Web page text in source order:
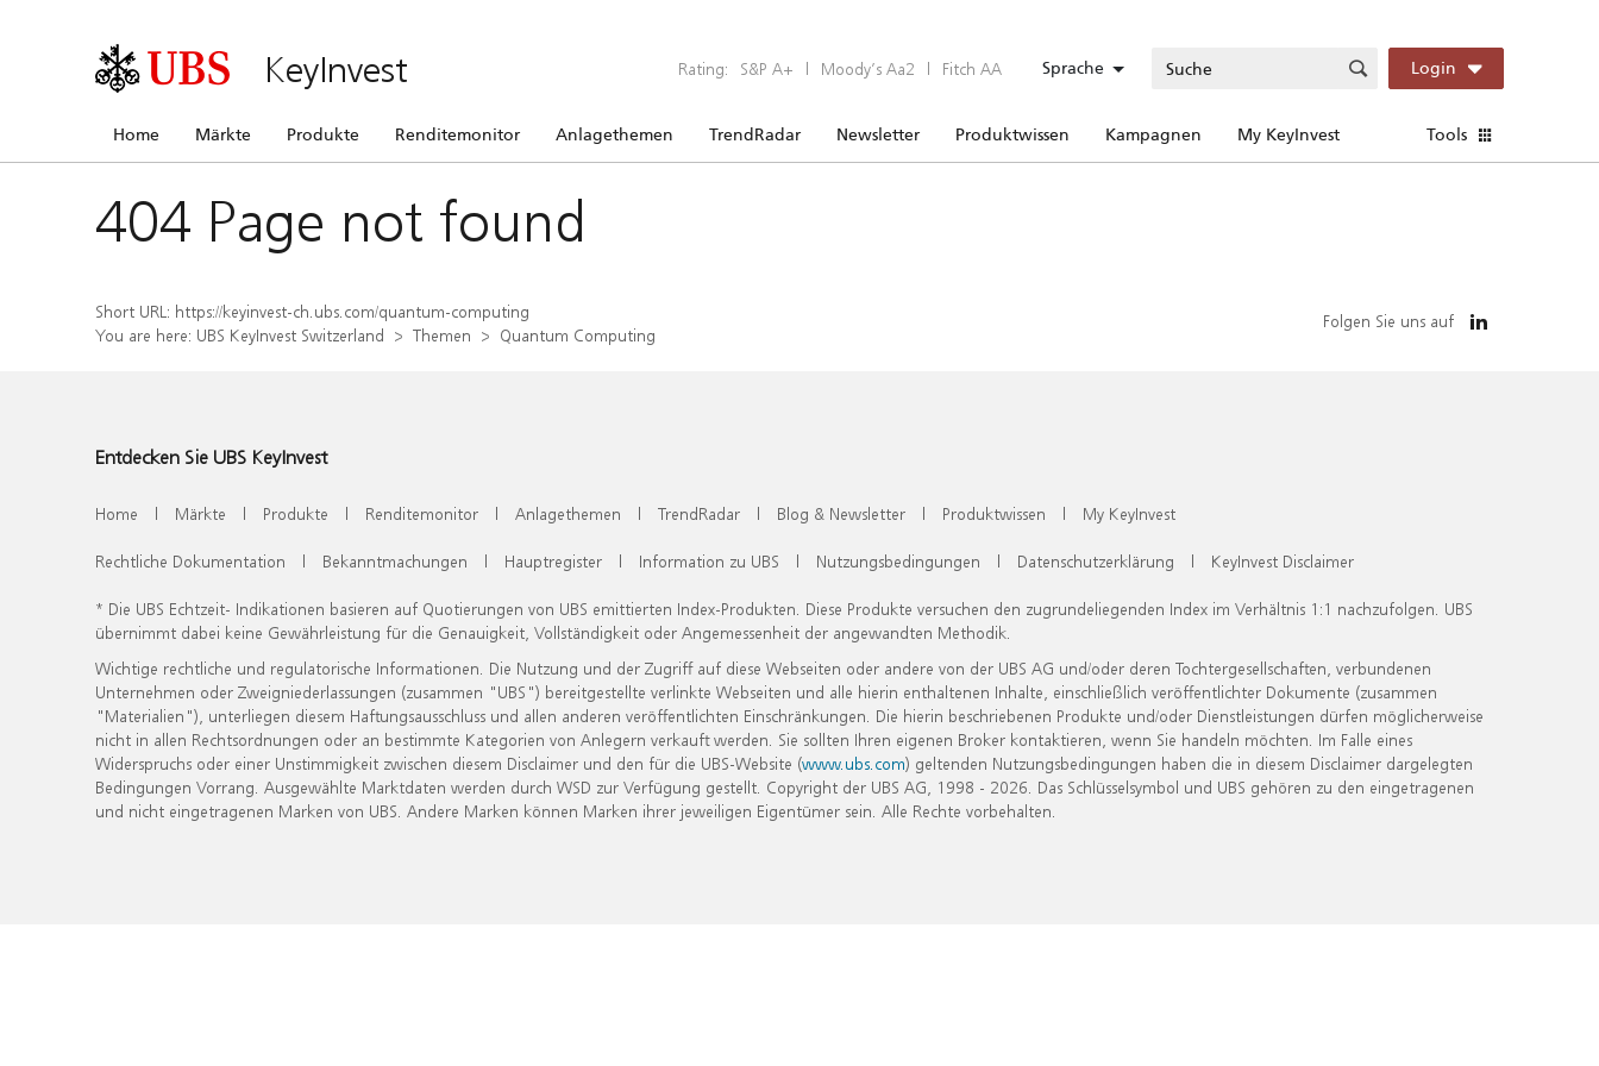
KeyInvest Rating: S&P A+ | Moody’s Aa2 | Fitch AA Sprache Login
Home Märkte Produkte Renditemonitor Anlagethemen TrendRadar Newsletter Produktwissen Kampagnen My KeyInvest Tools
404 Page not found
Short URL: https://keyinvest-ch.ubs.com/quantum-computing
You are here: UBS KeyInvest Switzerland Themen Quantum Computing
Folgen Sie uns auf
Entdecken Sie UBS KeyInvest
Home | Märkte | Produkte | Renditemonitor | Anlagethemen | TrendRadar | Blog & Newsletter | Produktwissen | My KeyInvest
Rechtliche Dokumentation | Bekanntmachungen | Hauptregister | Information zu UBS | Nutzungsbedingungen | Datenschutzerklärung | KeyInvest Disclaimer
* Die UBS Echtzeit- Indikationen basieren auf Quotierungen von UBS emittierten Index-Produkten. Diese Produkte versuchen den zugrundeliegenden Index im Verhältnis 1:1 nachzufolgen. UBS
übernimmt dabei keine Gewährleistung für die Genauigkeit, Vollständigkeit oder Angemessenheit der angewandten Methodik.
Wichtige rechtliche und regulatorische Informationen. Die Nutzung und der Zugriff auf diese Webseiten oder andere von der UBS AG und/oder deren Tochtergesellschaften, verbundenen
Unternehmen oder Zweigniederlassungen (zusammen "UBS") bereitgestellte verlinkte Webseiten und alle hierin enthaltenen Inhalte, einschließlich veröffentlichter Dokumente (zusammen
"Materialien"), unterliegen diesem Haftungsausschluss und allen anderen veröffentlichten Einschränkungen. Die hierin beschriebenen Produkte und/oder Dienstleistungen dürfen möglicherweise
nicht in allen Rechtsordnungen oder an bestimmte Kategorien von Anlegern verkauft werden. Sie sollten Ihren eigenen Broker kontaktieren, wenn Sie handeln möchten. Im Falle eines
Widerspruchs oder einer Unstimmigkeit zwischen diesem Disclaimer und den für die UBS-Website (www.ubs.com) geltenden Nutzungsbedingungen haben die in diesem Disclaimer dargelegten
Bedingungen Vorrang. Ausgewählte Marktdaten werden durch WSD zur Verfügung gestellt. Copyright der UBS AG, 1998 - 2026. Das Schlüsselsymbol und UBS gehören zu den eingetragenen
und nicht eingetragenen Marken von UBS. Andere Marken können Marken ihrer jeweiligen Eigentümer sein. Alle Rechte vorbehalten.